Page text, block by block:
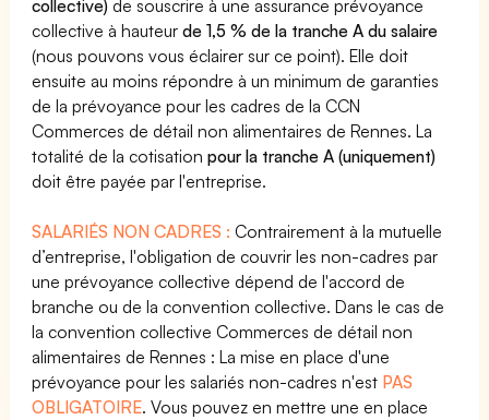
collective) de souscrire à une assurance prévoyance
collective à hauteurde 1,5 % de la tranche A du salaire
(nous pouvons vous éclairer sur ce point). Elle doit
ensuite au moins répondre à un minimum de garanties
de la prévoyance pour les cadres de la CCN
Commerces de détail non alimentaires de Rennes. La
totalité de la cotisationpour la tranche A (uniquement)
doit être payée par l'entreprise.
SALARIÉS NON CADRES : Contrairement à la mutuelle
d’entreprise, l'obligation de couvrir les non-cadres par
une prévoyance collective dépend de l'accord de
branche ou de la convention collective. Dans le cas de
la convention collective Commerces de détail non
alimentaires de Rennes : La mise en place d'une
prévoyance pour les salariés non-cadres n'est PAS
OBLIGATOIRE. Vous pouvez en mettre une en place